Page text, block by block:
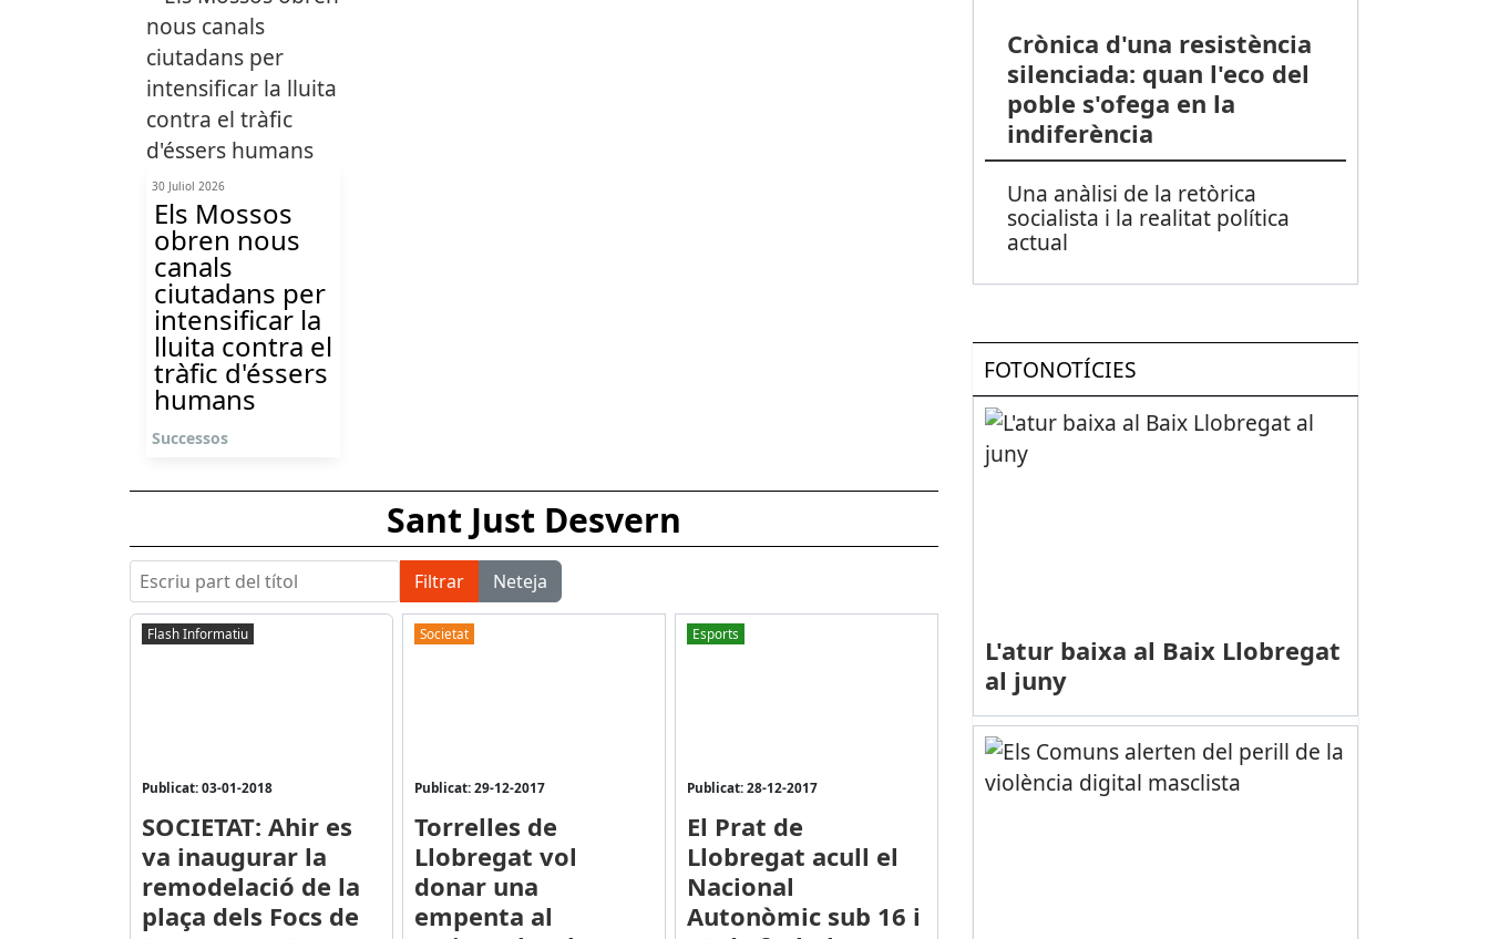
30 Juliol 2026
Els Mossos
obren nous
canals
ciutadans per
intensificar la
lluita contra el
tràfic d'éssers
humans
Successos
Sant Just Desvern
Escriu part del títol Filtrar Neteja
Flash Informatiu
Publicat: 03-01-2018
SOCIETAT: Ahir es
va inaugurar la
remodelació de la
plaça dels Focs de
Societat
Publicat: 29-12-2017
Torrelles de
Llobregat vol
donar una
empenta al
Esports
Publicat: 28-12-2017
El Prat de
Llobregat acull el
Nacional
Autonòmic sub 16 i
Crònica d'una resistència
silenciada: quan l'eco del
poble s'ofega en la
indiferència
Una anàlisi de la retòrica
socialista i la realitat política
actual
FOTONOTÍCIES
L'atur baixa al Baix Llobregat
al juny